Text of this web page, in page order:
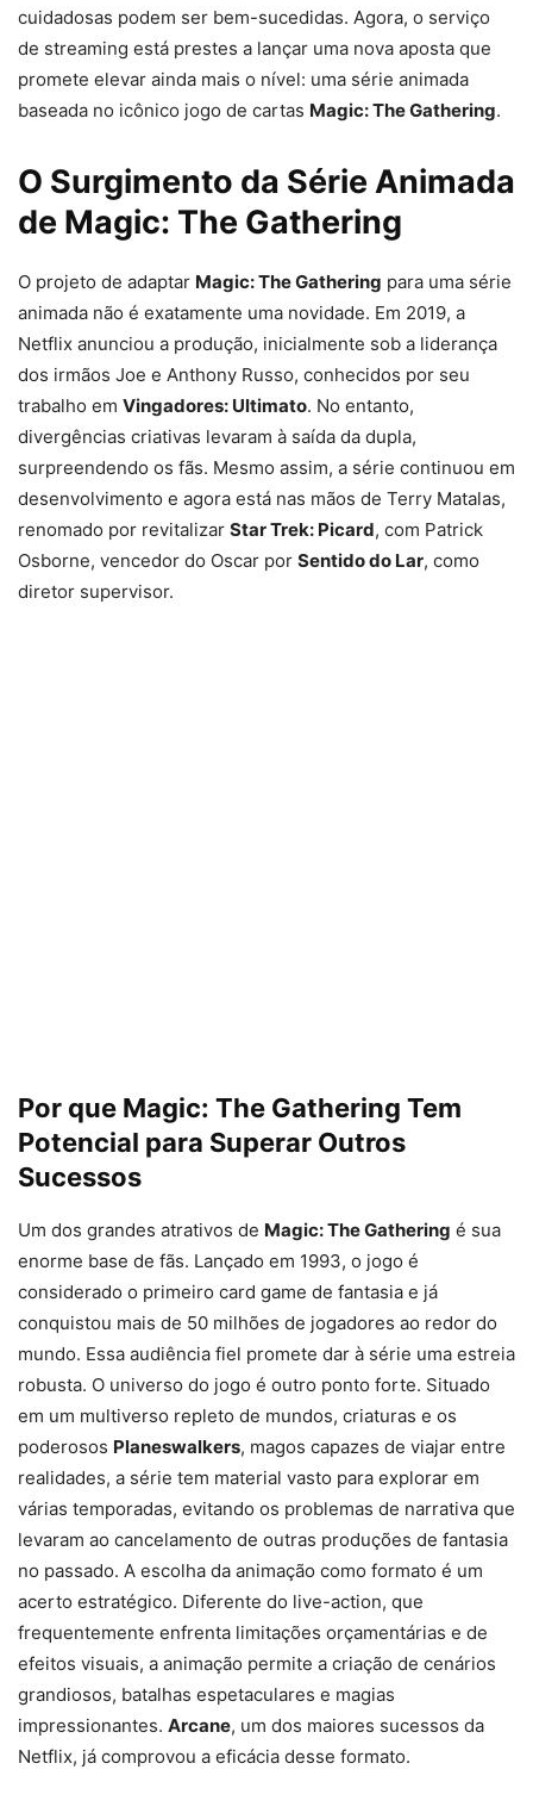
cuidadosas podem ser bem-sucedidas. Agora, o serviço
de streaming está prestes a lançar uma nova aposta que
promete elevar ainda mais o nível: uma série animada
baseada no icônico jogo de cartas Magic: The Gathering.
O Surgimento da Série Animada
de Magic: The Gathering
O projeto de adaptar Magic: The Gathering para uma série
animada não é exatamente uma novidade. Em 2019, a
Netflix anunciou a produção, inicialmente sob a liderança
dos irmãos Joe e Anthony Russo, conhecidos por seu
trabalho em Vingadores: Ultimato. No entanto,
divergências criativas levaram à saída da dupla,
surpreendendo os fãs. Mesmo assim, a série continuou em
desenvolvimento e agora está nas mãos de Terry Matalas,
renomado por revitalizar Star Trek: Picard, com Patrick
Osborne, vencedor do Oscar por Sentido do Lar, como
diretor supervisor.
Por que Magic: The Gathering Tem
Potencial para Superar Outros
Sucessos
Um dos grandes atrativos de Magic: The Gathering é sua
enorme base de fãs. Lançado em 1993, o jogo é
considerado o primeiro card game de fantasia e já
conquistou mais de 50 milhões de jogadores ao redor do
mundo. Essa audiência fiel promete dar à série uma estreia
robusta. O universo do jogo é outro ponto forte. Situado
em um multiverso repleto de mundos, criaturas e os
poderosos Planeswalkers, magos capazes de viajar entre
realidades, a série tem material vasto para explorar em
várias temporadas, evitando os problemas de narrativa que
levaram ao cancelamento de outras produções de fantasia
no passado. A escolha da animação como formato é um
acerto estratégico. Diferente do live-action, que
frequentemente enfrenta limitações orçamentárias e de
efeitos visuais, a animação permite a criação de cenários
grandiosos, batalhas espetaculares e magias
impressionantes. Arcane, um dos maiores sucessos da
Netflix, já comprovou a eficácia desse formato.